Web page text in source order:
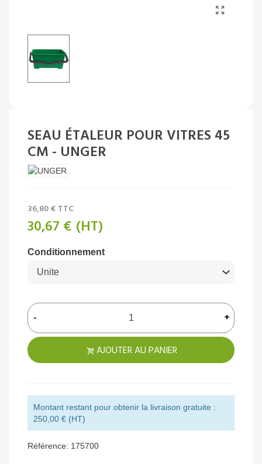
SEAU ÉTALEUR POUR VITRES 45
CM - UNGER
36,80 € TTC
30,67 € (HT)
Conditionnement
- +
AJOUTER AU PANIER
Montant restant pour obtenir la livraison gratuite :
250,00 € (HT)
Référence: 175700